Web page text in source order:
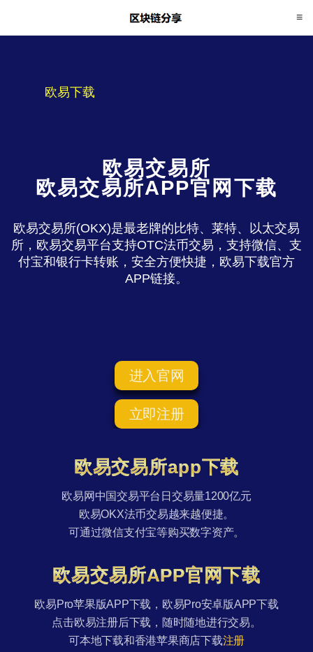
欧易下载
欧易交易所
欧易交易所APP官网下载
欧易交易所(OKX)是最老牌的比特、莱特、以太交易
所，欧易交易平台支持OTC法币交易，支持微信、支
付宝和银行卡转账，安全方便快捷，欧易下载官方
APP链接。
进入官网
立即注册
欧易交易所app下载
欧易网中国交易平台日交易量1200亿元
欧易OKX法币交易越来越便捷。
可通过微信支付宝等购买数字资产。
欧易交易所APP官网下载
欧易Pro苹果版APP下载，欧易Pro安卓版APP下载
点击欧易注册后下载，随时随地进行交易。
可本地下载和香港苹果商店下载注册